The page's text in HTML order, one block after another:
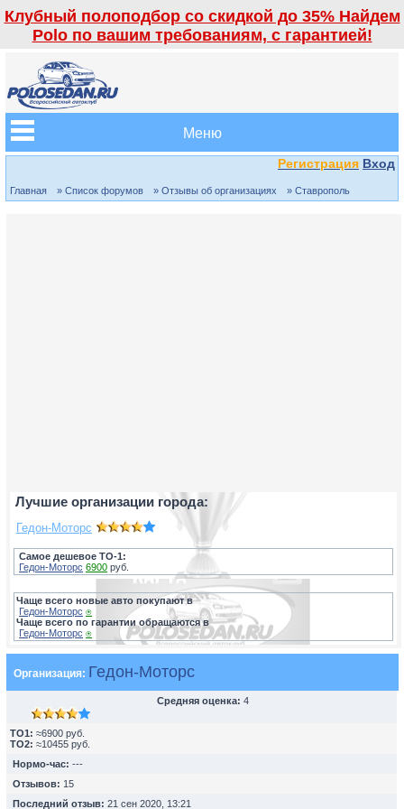
Клубный полоподбор со скидкой до 35% Найдем
Polo по вашим требованиям, с гарантией!
Меню
Регистрация Вход
Главная » Список форумов » Отзывы об организациях » Ставрополь
Лучшие организации города:
Гедон-Моторс
Самое дешевое ТО-1:
Гедон-Моторс 6900 руб.
Чаще всего новые авто покупают в
Гедон-Моторс ⍟
Чаще всего по гарантии обращаются в
Гедон-Моторс ⍟
Организация: Гедон-Моторс
Средняя оценка: 4
TO1: ≈6900 руб.
TO2: ≈10455 руб.
Нормо-час: ---
Отзывов: 15
Последний отзыв: 21 сен 2020, 13:21